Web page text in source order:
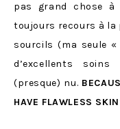
pas grand chose à
toujours recours à la
sourcils (ma seule
d’excellents
(presque) nu.
HAVE FLAWLESS